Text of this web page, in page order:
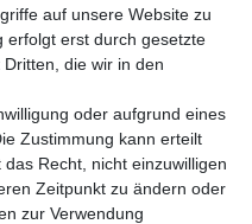
mit
Verschlüsselung
auf unsere Website zu
erfolgt erst durch gesetzte
die wir in den
oder aufgrund eines
Zustimmung kann erteilt
Recht, nicht einzuwilligen
Zeitpunkt zu ändern oder
zur Verwendung